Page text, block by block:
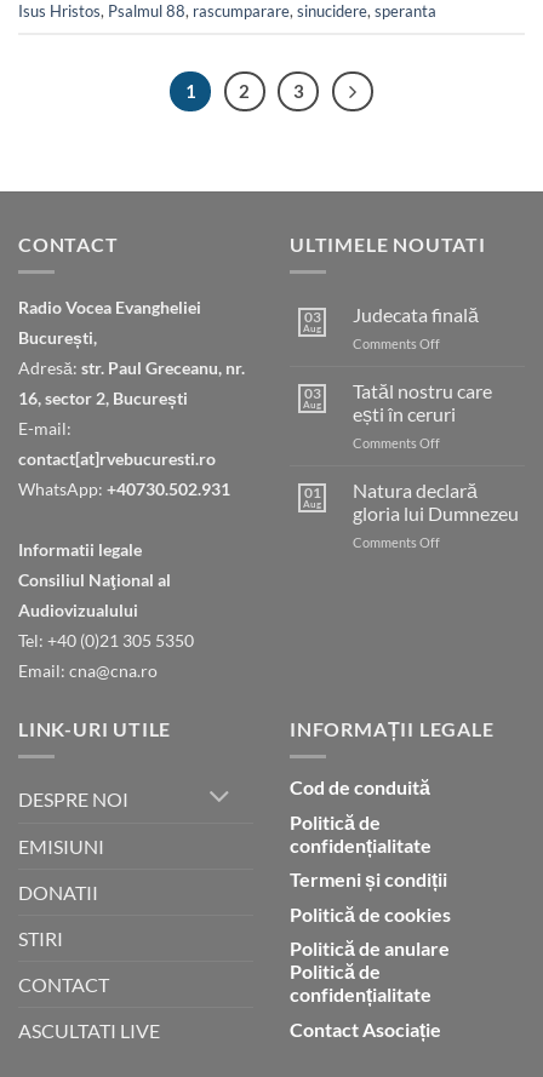
Isus Hristos, Psalmul 88, rascumparare, sinucidere, speranta
1 2 3
CONTACT
Radio Vocea Evangheliei
București,
Adresă: str. Paul Greceanu, nr.
16, sector 2, București
E-mail:
contact[at]rvebucuresti.ro
WhatsApp: +40730.502.931
Informatii legale
Consiliul Naţional al
Audiovizualului
Tel: +40 (0)21 305 5350
Email: cna@cna.ro
ULTIMELE NOUTATI
03
Aug
Judecata finală
Comments Offon
03
Aug
Tatăl nostru care
ești în ceruri
Comments Offon
nostru
care
ești
în
01
Aug
Natura declară
gloria lui Dumnezeu
Comments Offon
LINK-URI UTILE
DESPRE NOI
EMISIUNI
DONATII
STIRI
CONTACT
ASCULTATI LIVE
INFORMAȚII LEGALE
Cod de conduită
Politică de
confidențialitate
Termeni și condiții
Politică de cookies
Politică de anulare
Politică de
confidențialitate
Contact Asociație